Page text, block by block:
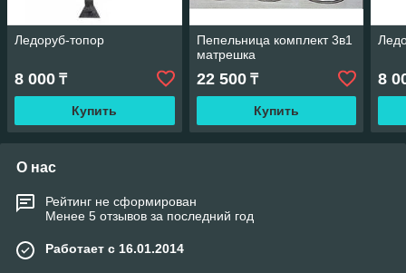
Ледоруб-топор
8 000 ₸
Купить
Пепельница комплект 3в1
матрешка
22 500₸
Купить
8
О нас
Рейтинг не сформирован
Менее 5 отзывов за последний год
Работает с 16.01.2014